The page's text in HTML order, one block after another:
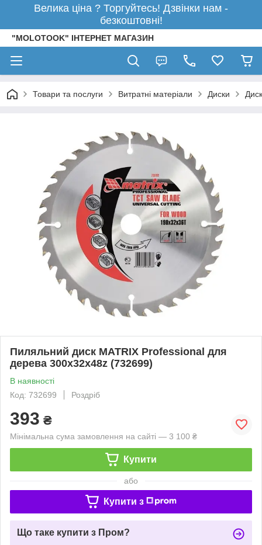
Велика ціна ? Торгуйтесь! Дзвінки нам -
безкоштовні!
"MOLOTOOK" ІНТЕРНЕТ МАГАЗИН
Товари та послуги Витратні матеріали Диски
Пиляльний диск MATRIX Professional для
дерева 300х32x48z (732699)
В наявності
Код: 732699
Роздріб
393 ₴
Мінімальна сума замовлення на сайті — 3 100 ₴
Купити
або
Купити з
Що таке купити з Пром?